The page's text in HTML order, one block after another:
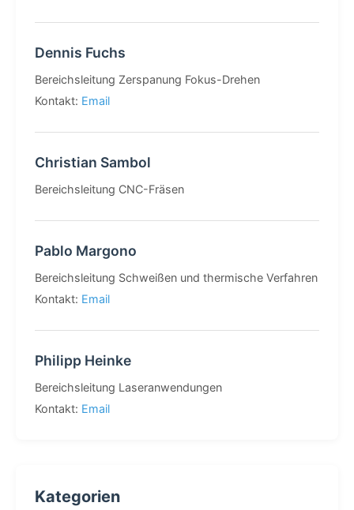
Dennis Fuchs
Bereichsleitung Zerspanung Fokus-Drehen
Kontakt: Email
Christian Sambol
Bereichsleitung CNC-Fräsen
Pablo Margono
Bereichsleitung Schweißen und thermische Verfahren
Kontakt: Email
Philipp Heinke
Bereichsleitung Laseranwendungen
Kontakt: Email
Kategorien